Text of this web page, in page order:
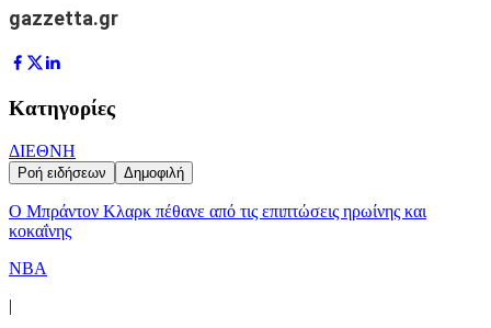
gazzetta.gr
Κατηγορίες
ΔΙΕΘΝΗ
Ροή ειδήσεων Δημοφιλή
Ο Μπράντον Κλαρκ πέθανε από τις επιπτώσεις ηρωίνης και
κοκαΐνης
NBA
|